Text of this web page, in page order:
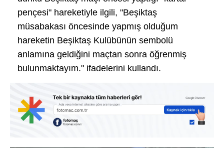
pençesi" hareketiyle ilgili, "Beşiktaş
müsabakası öncesinde yapmış olduğum
hareketin Beşiktaş Kulübünün sembolü
anlamına geldiğini maçtan sonra öğrenmiş
bulunmaktayım." ifadelerini kullandı.